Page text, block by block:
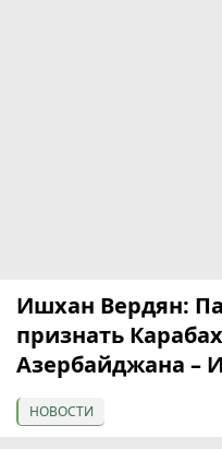
Ишхан Вердян:
признать
Азербайджана –
НОВОСТИ